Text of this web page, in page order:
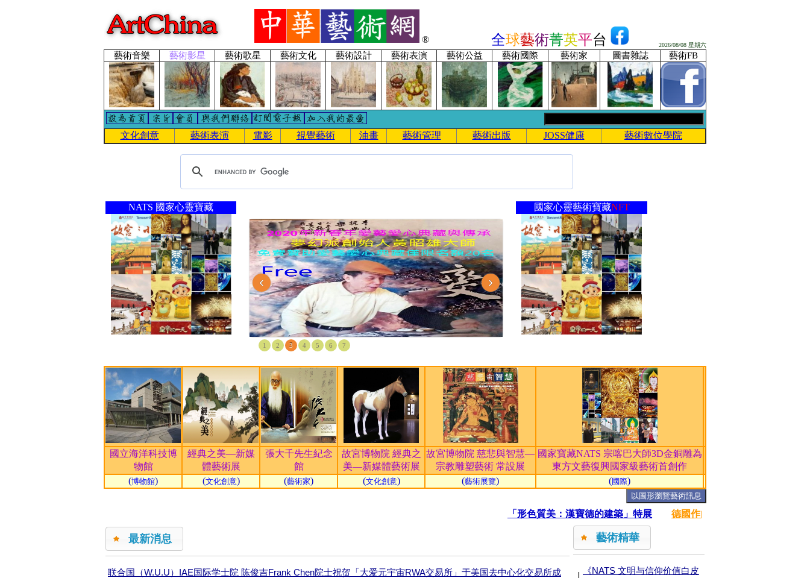
® 全球藝術菁英平台 2026/08/08 星期六
藝術音樂 藝術影星 藝術歌星 藝術文化 藝術設計 藝術表演 藝術公益 藝術國際 藝術家 圖書雜誌 藝術FB
文化創意 藝術表演 電影 視覺藝術 油畫 藝術管理 藝術出版 JOSS健康 藝術數位學院
NATS 國家心靈寶藏
‹ ›
1 2 3 4 5 6 7
國家心靈藝術寶藏NFT
國立海洋科技博
物館
經典之美—新媒
體藝術展
張大千先生紀念
館
故宮博物院 經典之
美—新媒體藝術展
故宮博物院 慈悲與智慧—
宗教雕塑藝術 常設展
國家寶藏NATS 宗喀巴大師3D金銅雕為
東方文藝復興國家級藝術首創作
(博物館) (文化創意) (藝術家) (文化創意) (藝術展覽) (國際)
最新消息
联合国（W.U.U）IAE国际学士院 陈俊吉Frank Chen院士祝贺「大爱元宇宙RWA交易所」于美国去中心化交易所成
藝術精華
《NATS 文明与信仰价值白皮